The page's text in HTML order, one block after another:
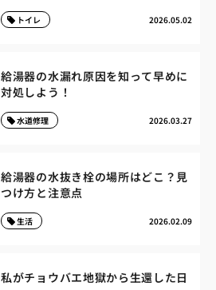
2026.05.02
トイレ
給湯器の水漏れ原因を知って早めに
対処しよう！
2026.03.27
水道修理
給湯器の水抜き栓の場所はどこ？見
つけ方と注意点
2026.02.09
生活
私がチョウバエ地獄から生還した日